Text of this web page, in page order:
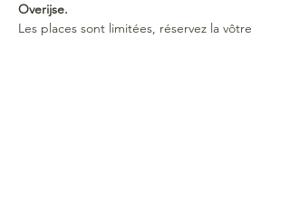
Overijse.
Les places sont limitées, réservez la vôtre